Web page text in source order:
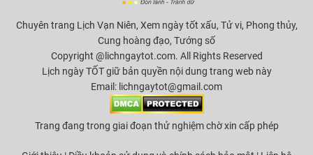
Chuyên trang Lịch Vạn Niên, Xem ngày tốt xấu, Tử vi, Phong thủy,
Cung hoàng đạo, Tướng số
Copyright @lichngaytot.com. All Rights Reserved
Lịch ngày TỐT giữ bản quyền nội dung trang web này
Email: lichngaytot@gmail.com
Trang đang trong giai đoạn thử nghiệm chờ xin cấp phép